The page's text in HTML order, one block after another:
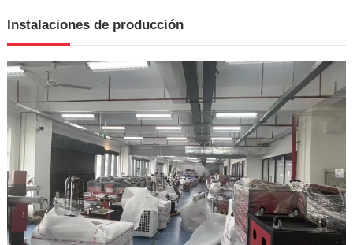
Instalaciones de producción